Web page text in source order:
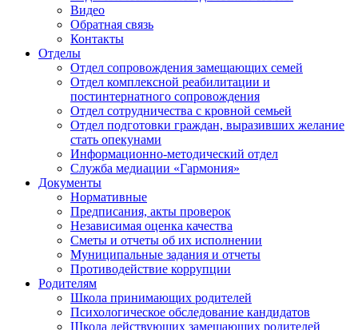
Видео
Обратная связь
Контакты
Отделы
Отдел сопровождения замещающих семей
Отдел комплексной реабилитации и
постинтернатного сопровождения
Отдел сотрудничества с кровной семьей
Отдел подготовки граждан, выразивших желание
стать опекунами
Информационно-методический отдел
Служба медиации «Гармония»
Документы
Нормативные
Предписания, акты проверок
Независимая оценка качества
Сметы и отчеты об их исполнении
Муниципальные задания и отчеты
Противодействие коррупции
Родителям
Школа принимающих родителей
Психологическое обследование кандидатов
Школа действующих замещающих родителей